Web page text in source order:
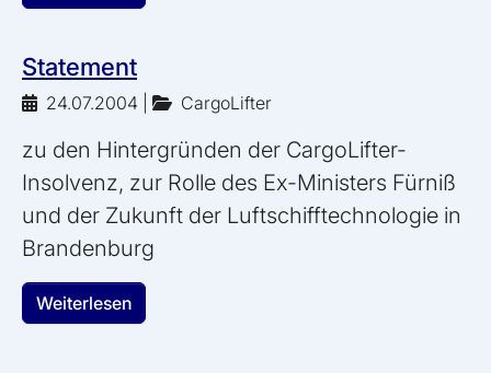
Statement
24.07.2004 CargoLifter
zu den Hintergründen der CargoLifter-
Insolvenz, zur Rolle des Ex-Ministers Fürniß
und der Zukunft der Luftschifftechnologie in
Brandenburg
Weiterlesen